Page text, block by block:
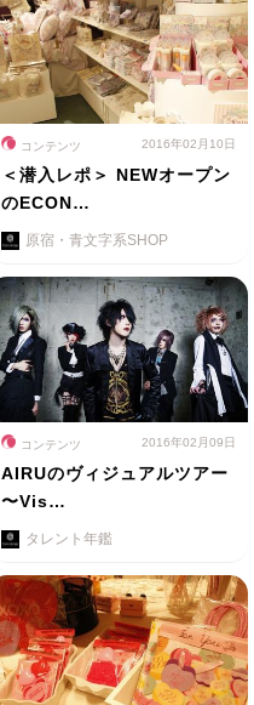
コンテンツ 2016年02月10日
＜潜入レポ＞ NEWオープン
のECON…
原宿・青文字系SHOP
コンテンツ 2016年02月09日
AIRUのヴィジュアルツアー
〜Vis…
タレント年鑑